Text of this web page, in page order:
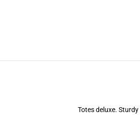
Totes deluxe.